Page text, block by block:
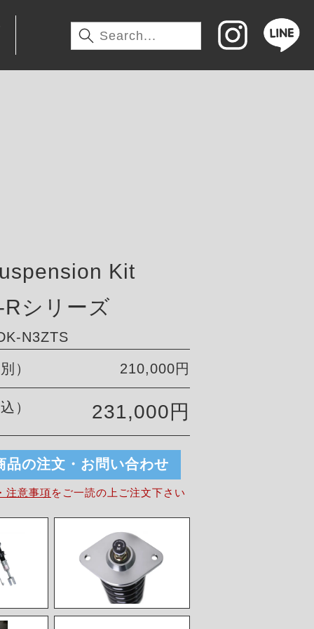
Kit
シリーズ
N3ZTS
） 210,000円
） 231,000円
品の注文・お問い合わせ
注意事項を ご一読の上ご注文下さい